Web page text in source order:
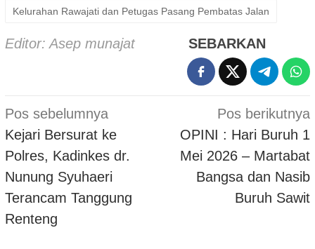
Kelurahan Rawajati dan Petugas Pasang Pembatas Jalan
Editor: Asep munajat SEBARKAN
Navigasi
pos
Pos sebelumnya
Kejari Bersurat ke
Polres, Kadinkes dr.
Nunung Syuhaeri
Terancam Tanggung
Renteng
Pos berikutnya
OPINI : Hari Buruh 1
Mei 2026 – Martabat
Bangsa dan Nasib
Buruh Sawit